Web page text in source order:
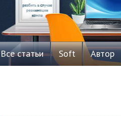
Все статьи Soft Автор